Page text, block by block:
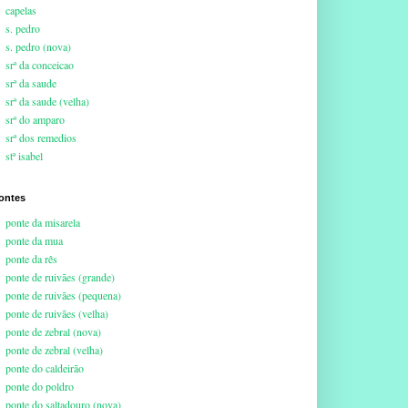
capelas
s. pedro
s. pedro (nova)
srª da conceicao
srª da saude
srª da saude (velha)
srª do amparo
srª dos remedios
stª isabel
ponte da misarela
ponte da mua
ponte da rês
ponte de ruivães (grande)
ponte de ruivães (pequena)
ponte de ruivães (velha)
ponte de zebral (nova)
ponte de zebral (velha)
ponte do caldeirão
ponte do poldro
ponte do saltadouro (nova)